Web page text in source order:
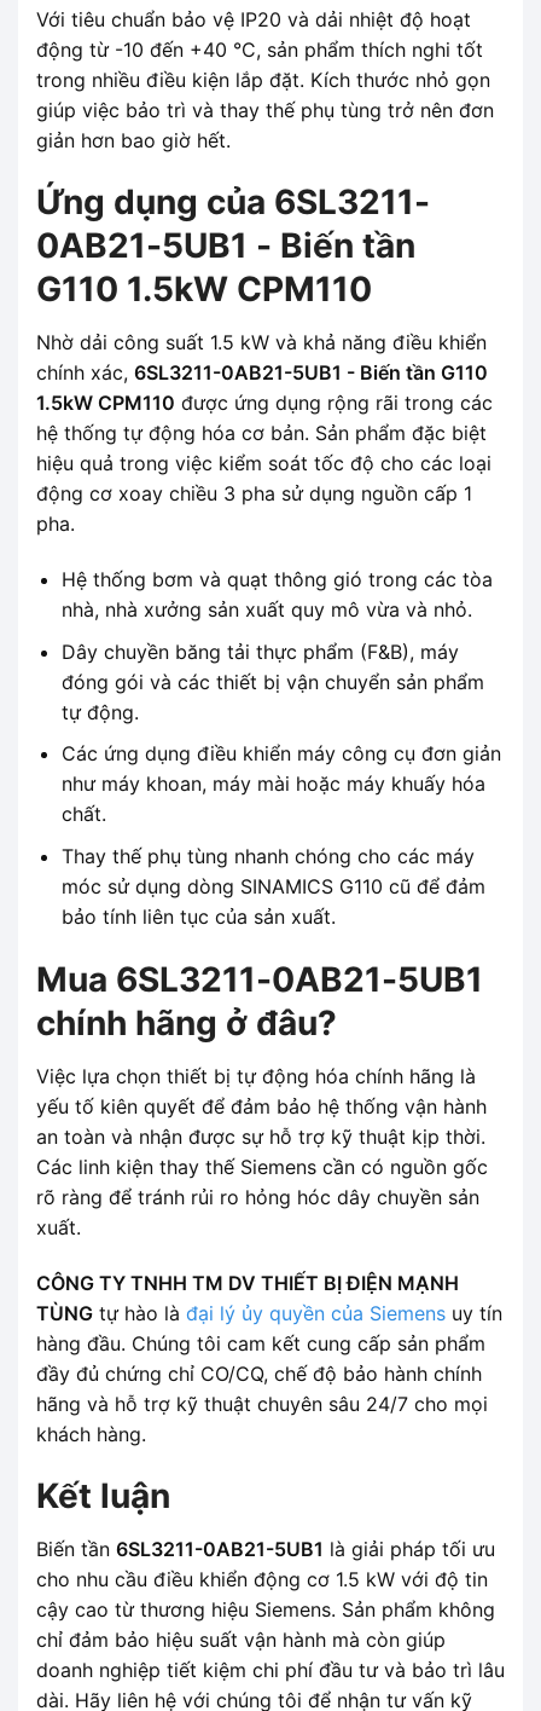
Với tiêu chuẩn bảo vệ IP20 và dải nhiệt độ hoạt
động từ -10 đến +40 °C, sản phẩm thích nghi tốt
trong nhiều điều kiện lắp đặt. Kích thước nhỏ gọn
giúp việc bảo trì và thay thế phụ tùng trở nên đơn
giản hơn bao giờ hết.
Ứng dụng của 6SL3211-
0AB21-5UB1 - Biến tần
G110 1.5kW CPM110
Nhờ dải công suất 1.5 kW và khả năng điều khiển
chính xác, 6SL3211-0AB21-5UB1 - Biến tần G110
1.5kW CPM110 được ứng dụng rộng rãi trong các
hệ thống tự động hóa cơ bản. Sản phẩm đặc biệt
hiệu quả trong việc kiểm soát tốc độ cho các loại
động cơ xoay chiều 3 pha sử dụng nguồn cấp 1
pha.
Hệ thống bơm và quạt thông gió trong các tòa
nhà, nhà xưởng sản xuất quy mô vừa và nhỏ.
Dây chuyền băng tải thực phẩm (F&B), máy
đóng gói và các thiết bị vận chuyển sản phẩm
tự động.
Các ứng dụng điều khiển máy công cụ đơn giản
như máy khoan, máy mài hoặc máy khuấy hóa
chất.
Thay thế phụ tùng nhanh chóng cho các máy
móc sử dụng dòng SINAMICS G110 cũ để đảm
bảo tính liên tục của sản xuất.
Mua 6SL3211-0AB21-5UB1
chính hãng ở đâu?
Việc lựa chọn thiết bị tự động hóa chính hãng là
yếu tố kiên quyết để đảm bảo hệ thống vận hành
an toàn và nhận được sự hỗ trợ kỹ thuật kịp thời.
Các linh kiện thay thế Siemens cần có nguồn gốc
rõ ràng để tránh rủi ro hỏng hóc dây chuyền sản
xuất.
CÔNG TY TNHH TM DV THIẾT BỊ ĐIỆN MẠNH
TÙNG tự hào là đại lý ủy quyền của Siemens uy tín
hàng đầu. Chúng tôi cam kết cung cấp sản phẩm
đầy đủ chứng chỉ CO/CQ, chế độ bảo hành chính
hãng và hỗ trợ kỹ thuật chuyên sâu 24/7 cho mọi
khách hàng.
Kết luận
Biến tần 6SL3211-0AB21-5UB1 là giải pháp tối ưu
cho nhu cầu điều khiển động cơ 1.5 kW với độ tin
cậy cao từ thương hiệu Siemens. Sản phẩm không
chỉ đảm bảo hiệu suất vận hành mà còn giúp
doanh nghiệp tiết kiệm chi phí đầu tư và bảo trì lâu
dài. Hãy liên hệ với chúng tôi để nhận tư vấn kỹ